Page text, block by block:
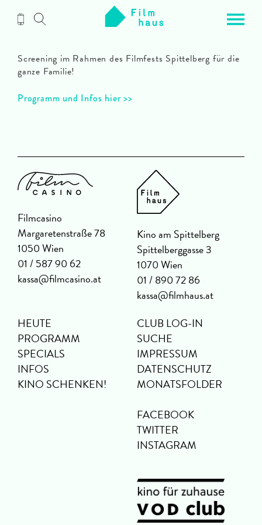
Inhalt
Screening im Rahmen des Filmfests Spittelberg für die
ganze Familie!
Programm und Infos hier >>
Filmcasino
Margaretenstraße 78
1050 Wien
01 / 587 90 62
kassa@filmcasino.at
Kino am Spittelberg
Spittelberggasse 3
1070 Wien
01 / 890 72 86
kassa@filmhaus.at
HEUTE
PROGRAMM
SPECIALS
INFOS
KINO SCHENKEN!
CLUB LOG-IN
SUCHE
IMPRESSUM
DATENSCHUTZ
MONATSFOLDER
FACEBOOK
TWITTER
INSTAGRAM